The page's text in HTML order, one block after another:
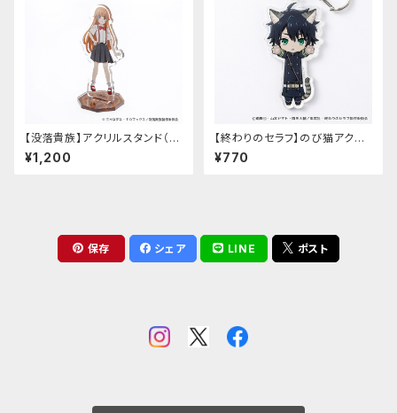
【没落貴族】アクリルスタンド（少
女ラードーン）
¥1,200
【終わりのセラフ】のび猫アクリ
ルキーホルダー（百夜優一郎）
¥770
保存 シェア LINE ポスト